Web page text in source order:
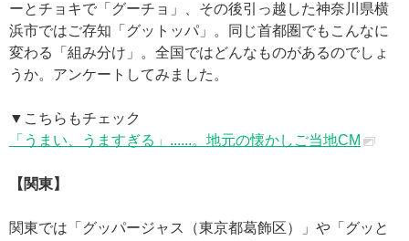
ーとチョキで「グーチョ」、その後引っ越した神奈川県横
浜市ではご存知「グットッパ」。同じ首都圏でもこんなに
変わる「組み分け」。全国ではどんなものがあるのでしょ
うか。アンケートしてみました。
▼こちらもチェック
「うまい、うますぎる」......。地元の懐かしご当地CM
【関東】
関東では「グッパージャス（東京都葛飾区）」や「グッと